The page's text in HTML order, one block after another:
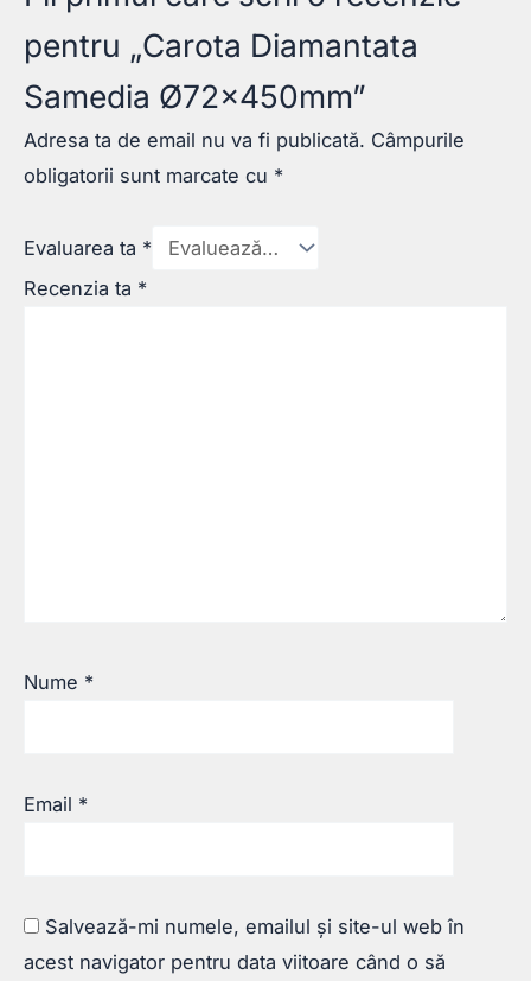
pentru „Carota Diamantata
Samedia Ø72x450mm”
Adresa ta de email nu va fi publicată. Câmpurile
obligatorii sunt marcate cu *
Evaluarea ta *
Recenzia ta *
Nume *
Email *
Salvează-mi numele, emailul și site-ul web în
acest navigator pentru data viitoare când o să